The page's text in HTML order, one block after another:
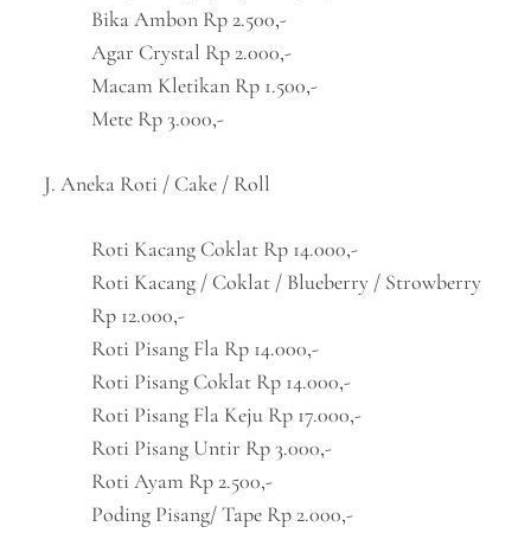
Bika Ambon Rp 2.500,-
Agar Crystal Rp 2.000,-
Macam Kletikan Rp 1.500,-
Mete Rp 3.000,-
J. Aneka Roti / Cake / Roll
Roti Kacang Coklat Rp 14.000,-
Roti Kacang / Coklat / Blueberry / Strowberry
Rp 12.000,-
Roti Pisang Fla Rp 14.000,-
Roti Pisang Coklat Rp 14.000,-
Roti Pisang Fla Keju Rp 17.000,-
Roti Pisang Untir Rp 3.000,-
Roti Ayam Rp 2.500,-
Poding Pisang/ Tape Rp 2.000,-